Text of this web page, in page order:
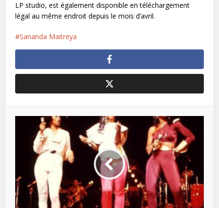
LP studio, est également disponible en téléchargement
légal au même endroit depuis le mois d’avril.
Sananda Maitreya